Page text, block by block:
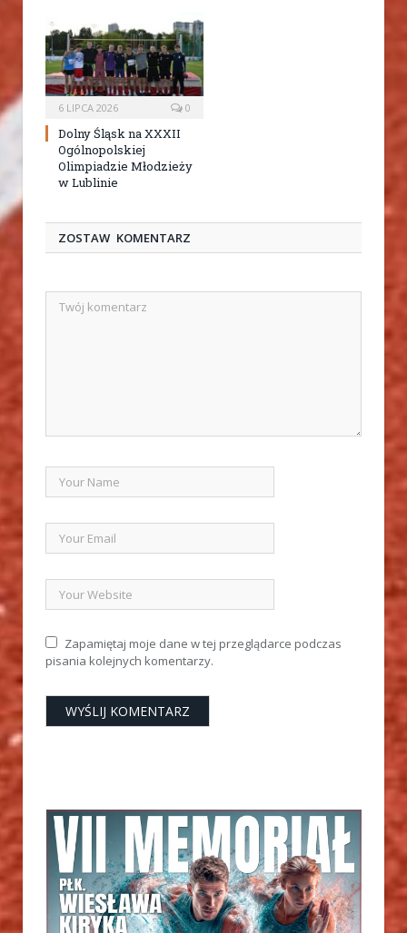
6 LIPCA 2026 0
Dolny Śląsk na XXXII
Ogólnopolskiej
Olimpiadzie Młodzieży
w Lublinie
ZOSTAW KOMENTARZ
Zapamiętaj moje dane w tej przeglądarce podczas
pisania kolejnych komentarzy.